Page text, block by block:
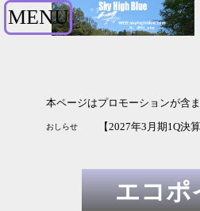
MENU
本ページはプロモーションが含ま
おしらせ 【2027年3月期1Q
エコポ